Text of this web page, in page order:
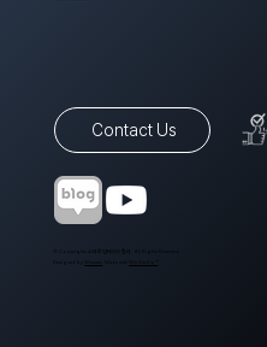
Contact Us
© Copyrights 스타트업에이치알디. All Rights Reserved.
Designed by